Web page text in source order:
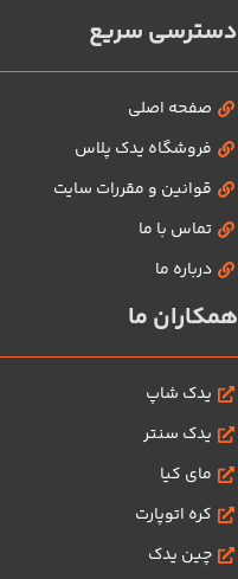
دسترسی سریع
صفحه اصلی
فروشگاه یدک پلاس
قوانین و مقررات سایت
تماس با ما
درباره ما
همکاران ما
یدک شاپ
یدک سنتر
مای کیا
کره اتوپارت
چین یدک